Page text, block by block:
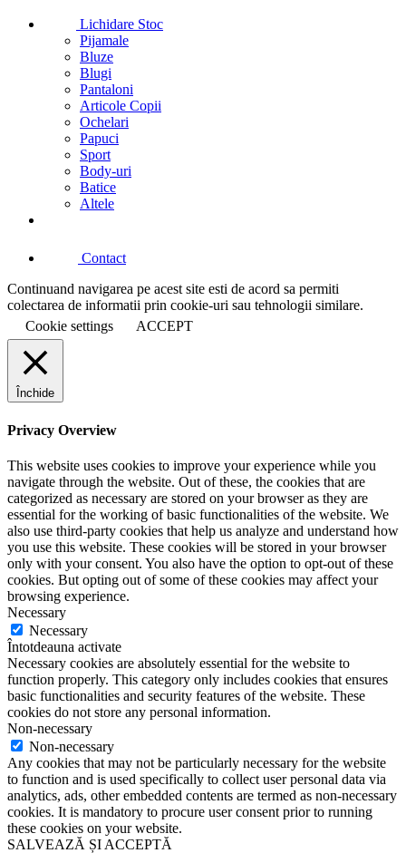
Lichidare Stoc
Pijamale
Bluze
Blugi
Pantaloni
Articole Copii
Ochelari
Papuci
Sport
Body-uri
Batice
Altele
Contact
Continuand navigarea pe acest site esti de acord sa permiti
colectarea de informatii prin cookie-uri sau tehnologii similare.
Cookie settings
ACCEPT
Închide
Privacy Overview
This website uses cookies to improve your experience while you
navigate through the website. Out of these, the cookies that are
categorized as necessary are stored on your browser as they are
essential for the working of basic functionalities of the website. We
also use third-party cookies that help us analyze and understand how
you use this website. These cookies will be stored in your browser
only with your consent. You also have the option to opt-out of these
cookies. But opting out of some of these cookies may affect your
browsing experience.
Necessary
Necessary
Întotdeauna activate
Necessary cookies are absolutely essential for the website to
function properly. This category only includes cookies that ensures
basic functionalities and security features of the website. These
cookies do not store any personal information.
Non-necessary
Non-necessary
Any cookies that may not be particularly necessary for the website
to function and is used specifically to collect user personal data via
analytics, ads, other embedded contents are termed as non-necessary
cookies. It is mandatory to procure user consent prior to running
these cookies on your website.
SALVEAZĂ ȘI ACCEPTĂ